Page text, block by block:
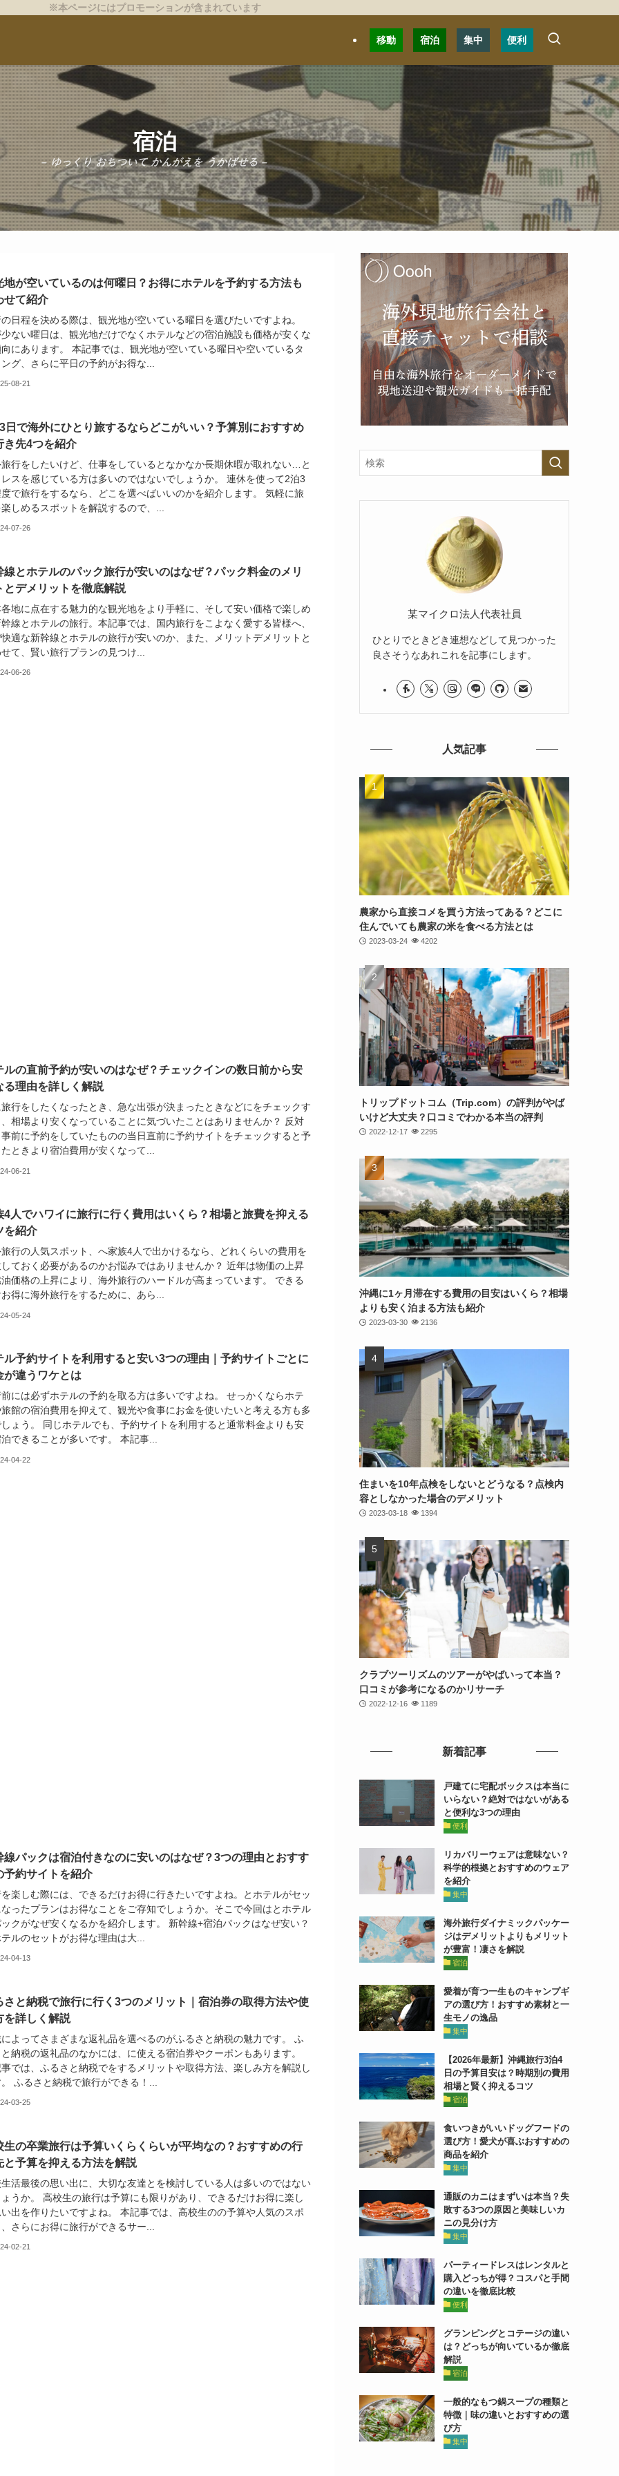
※本ページにはプロモーションが含まれています
移動 宿泊 集中 便利
宿泊
– ゆっくり おちついて かんがえを うかばせる –
地が空いているのは何曜日？お得にホテルを予約する方法も
せて紹介
日程を決める際は、観光地が空いている曜日を選びたいですよね。
ない曜日は、観光地だけでなくホテルなどの宿泊施設も価格が安くな
にあります。 本記事では、観光地が空いている曜日や空いているタ
グ、さらに平日の予約がお得な...
08-21
日で海外にひとり旅するならどこがいい？予算別におすすめ
き先4つを紹介
行をしたいけど、仕事をしているとなかなか長期休暇が取れない…と
スを感じている方は多いのではないでしょうか。 連休を使って2泊3
で旅行をするなら、どこを選べばいいのかを紹介します。 気軽に旅
しめるスポットを解説するので、...
07-26
線とホテルのパック旅行が安いのはなぜ？パック料金のメリ
とデメリットを徹底解説
地に点在する魅力的な観光地をより手軽に、そして安い価格で楽しめ
線とホテルの旅行。本記事では、国内旅行をこよなく愛する皆様へ、
適な新幹線とホテルの旅行が安いのか、また、メリットデメリットと
て、賢い旅行プランの見つけ...
06-26
ルの直前予約が安いのはなぜ？チェックインの数日前から安
る理由を詳しく解説
行をしたくなったとき、急な出張が決まったときなどにをチェックす
相場より安くなっていることに気づいたことはありませんか？ 反対
前に予約をしていたものの当日直前に予約サイトをチェックすると予
ときより宿泊費用が安くなって...
06-21
4人でハワイに旅行に行く費用はいくら？相場と旅費を抑える
を紹介
行の人気スポット、へ家族4人で出かけるなら、どれくらいの費用を
ておく必要があるのかお悩みではありませんか？ 近年は物価の上昇
価格の上昇により、海外旅行のハードルが高まっています。 できる
得に海外旅行をするために、あら...
05-24
ル予約サイトを利用すると安い3つの理由｜予約サイトごとに
が違うワケとは
には必ずホテルの予約を取る方は多いですよね。 せっかくならホテ
館の宿泊費用を抑えて、観光や食事にお金を使いたいと考える方も多
ょう。 同じホテルでも、予約サイトを利用すると通常料金よりも安
できることが多いです。 本記事...
04-22
線パックは宿泊付きなのに安いのはなぜ？3つの理由とおすす
予約サイトを紹介
楽しむ際には、できるだけお得に行きたいですよね。とホテルがセッ
ったプランはお得なことをご存知でしょうか。そこで今回はとホテル
クがなぜ安くなるかを紹介します。 新幹線+宿泊パックはなぜ安い？
ルのセットがお得な理由は大...
04-13
さと納税で旅行に行く3つのメリット｜宿泊券の取得方法や使
を詳しく解説
よってさまざまな返礼品を選べるのがふるさと納税の魅力です。 ふ
納税の返礼品のなかには、に使える宿泊券やクーポンもあります。
では、ふるさと納税でをするメリットや取得方法、楽しみ方を解説し
ふるさと納税で旅行ができる！...
03-25
生の卒業旅行は予算いくらくらいが平均なの？おすすめの行
と予算を抑える方法を解説
活最後の思い出に、大切な友達とを検討している人は多いのではない
うか。 高校生の旅行は予算にも限りがあり、できるだけお得に楽し
出を作りたいですよね。 本記事では、高校生のの予算や人気のスポ
さらにお得に旅行ができるサー...
02-21
某マイクロ法人代表社員
ひとりでときどき連想などして見つかった
良さそうなあれこれを記事にします。
人気記事
農家から直接コメを買う方法ってある？どこに
住んでいても農家の米を食べる方法とは
2023-03-24 4202
トリップドットコム（Trip.com）の評判がやば
いけど大丈夫？口コミでわかる本当の評判
2022-12-17 2295
沖縄に1ヶ月滞在する費用の目安はいくら？相場
よりも安く泊まる方法も紹介
2023-03-30 2136
住まいを10年点検をしないとどうなる？点検内
容としなかった場合のデメリット
2023-03-18 1394
クラブツーリズムのツアーがやばいって本当？
口コミが参考になるのかリサーチ
2022-12-16 1189
新着記事
戸建てに宅配ボックスは本当に
いらない？絶対ではないがある
と便利な3つの理由
便利
リカバリーウェアは意味ない？
科学的根拠とおすすめのウェア
を紹介
集中
海外旅行ダイナミックパッケー
ジはデメリットよりもメリット
が豊富！凄さを解説
宿泊
愛着が育つ一生ものキャンプギ
アの選び方！おすすめ素材と一
生モノの逸品
集中
【2026年最新】沖縄旅行3泊4
日の予算目安は？時期別の費用
相場と賢く抑えるコツ
宿泊
食いつきがいいドッグフードの
選び方！愛犬が喜ぶおすすめの
商品を紹介
集中
通販のカニはまずいは本当？失
敗する3つの原因と美味しいカ
ニの見分け方
集中
パーティードレスはレンタルと
購入どっちが得？コスパと手間
の違いを徹底比較
便利
グランピングとコテージの違い
は？どっちが向いているか徹底
解説
宿泊
一般的なもつ鍋スープの種類と
特徴｜味の違いとおすすめの選
び方
集中